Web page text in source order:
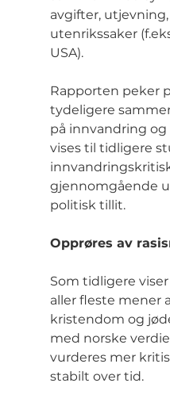
avgifter,
utenrikssaker
USA).
Rapporten peker
tydeligere
på innvandring
vises til tidligere
gjennomgående
politisk tillit.
Opprøres av
Som tidligere
aller fleste mener
kristendom og
med norske
vurderes mer
stabilt over tid.